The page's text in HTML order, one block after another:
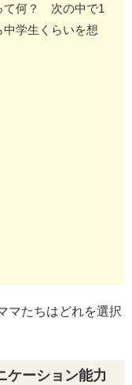
て何？ 次の中で1
学生くらいを想
マたちはどれを選択
ケーション能力